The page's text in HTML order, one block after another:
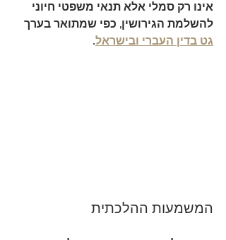
אינו רק סמלי אלא תנאי משפטי חיוני
להשלמת הגירושין, כפי שמתואר בערך
גט בדין העברי ובישראל.
המשמעות ההלכתית